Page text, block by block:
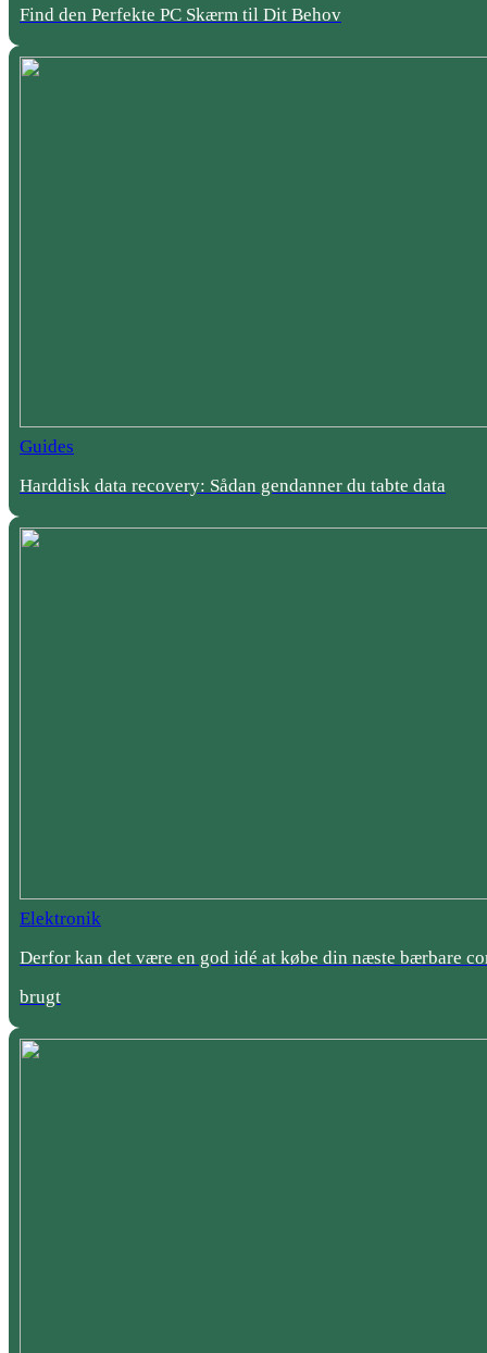
Find den Perfekte PC Skærm til Dit Behov
Guides
Harddisk data recovery: Sådan gendanner du tabte data
Elektronik
Derfor kan det være en god idé at købe din næste bærbare
brugt